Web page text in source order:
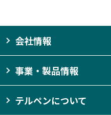
会社情報
事業・製品情報
テルペンについて